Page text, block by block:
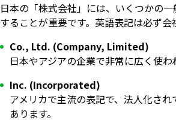
日本の「株式会社」には、いくつかの
することが重要です。英語表記は必ず会
Co., Ltd. (Company, Limited)
日本やアジアの企業で非常に広く使
Inc. (Incorporated)
アメリカで主流の表記で、法人化さ
あります。